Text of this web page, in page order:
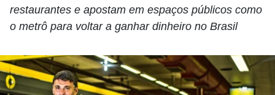
restaurantes e apostam em espaços públicos como
o metrô para voltar a ganhar dinheiro no Brasil